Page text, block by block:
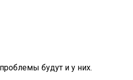
будут и у них.